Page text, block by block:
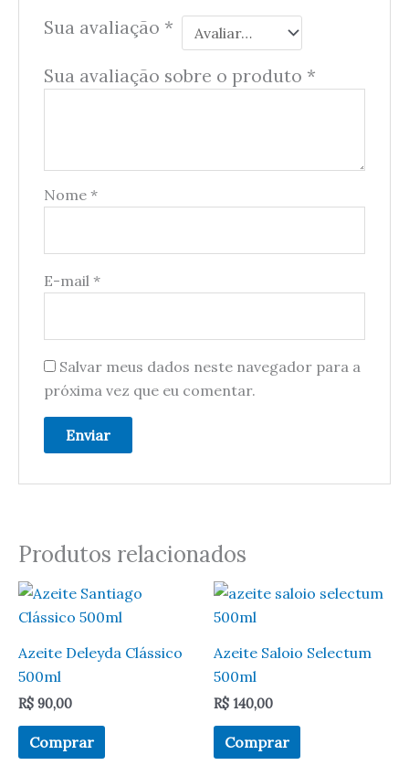
Sua avaliação *
Sua avaliação sobre o produto *
Nome *
E-mail *
Salvar meus dados neste navegador para a
próxima vez que eu comentar.
Produtos relacionados
Azeite Deleyda Clássico
500ml
R$ 90,00
Comprar
Azeite Saloio Selectum
500ml
R$ 140,00
Comprar